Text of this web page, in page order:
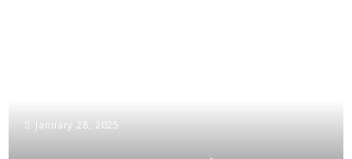
January 28, 2025